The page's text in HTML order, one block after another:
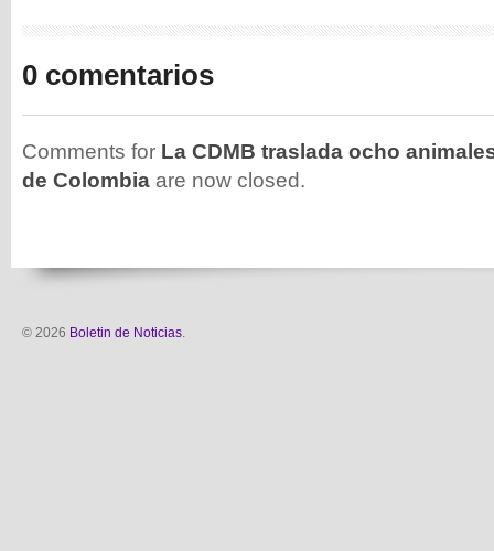
0 comentarios
Comments for La CDMB traslada ocho
de Colombia are now closed.
© 2026 Boletin de Noticias.